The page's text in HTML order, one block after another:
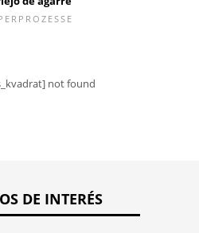
not found
DE INTERÉS